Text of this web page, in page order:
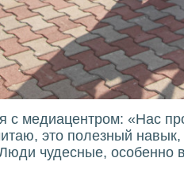
медиацентром: «Нас
это полезный
чудесные,